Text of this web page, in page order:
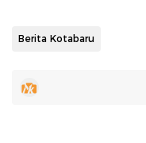
Berita Kotabaru